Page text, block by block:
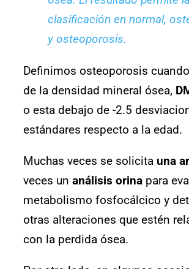
clasificación en normal,
y osteoporosis.
Definimos osteoporosis
de la densidad mineral ósea,
o esta debajo de -2.5
estándares respecto a la edad.
Muchas veces se solicita una
veces un análisis orina para
metabolismo fosfocálcico y
otras alteraciones que estén
con la perdida ósea.